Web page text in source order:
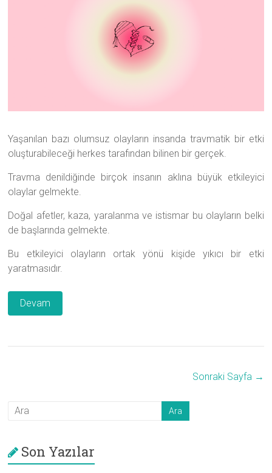
Yaşanılan bazı olumsuz olayların insanda travmatik bir etki
oluşturabileceği herkes tarafından bilinen bir gerçek.
Travma denildiğinde birçok insanın aklına büyük etkileyici
olaylar gelmekte.
Doğal afetler, kaza, yaralanma ve istismar bu olayların belki
de başlarında gelmekte.
Bu etkileyici olayların ortak yönü kişide yıkıcı bir etki
yaratmasıdır.
Devam
Sonraki Sayfa →
Son Yazılar